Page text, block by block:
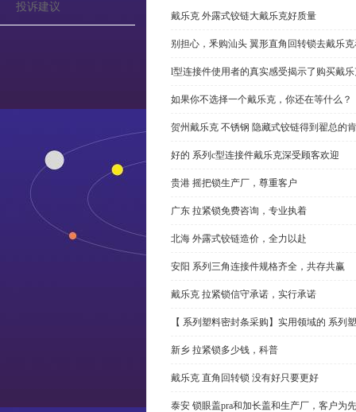
投诉建议
戴乐克 外露式铰链大戴乐克好质量
别担心，釆购汕头 翼形直角回转锁去戴乐
l型连接件使用者的真实感受揭示了购买戴
如果你不选择一个戴乐克，你还在等什么？
贺州戴乐克 不锈钢 隐藏式铰链得到翟总的
好的 系列c型连接件戴乐克深受顾客欢迎
贵港 摇把锁生产厂，尊重客户
广东 拉紧锁免费咨询，专业执着
北海 外露式铰链造价，全力以赴
安阳 系列三角连接件规格齐全，共存共赢
戴乐克 拉紧锁信守承诺，实行承诺
【 系列塑料密封条采购】实用领域的 系列
新乡 拉紧锁多少钱，科普
戴乐克 直角回转锁 没有好只要更好
泰安 锁眼盖pra和加长盖和生产厂，客户为先